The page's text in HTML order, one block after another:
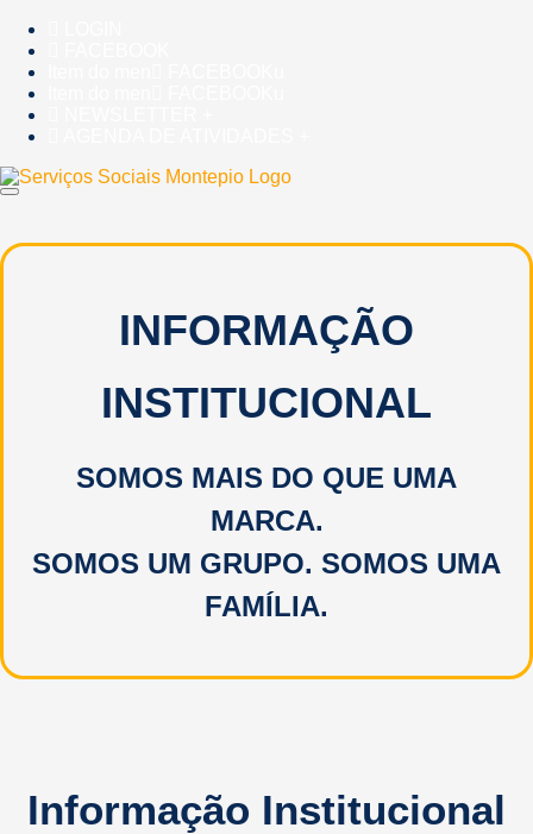
Skip
content
INFORMAÇÃO
INSTITUCIONAL
SOMOS MAIS DO QUE UMA
MARCA.
SOMOS UM GRUPO. SOMOS UMA
FAMÍLIA.
Informação Institucional